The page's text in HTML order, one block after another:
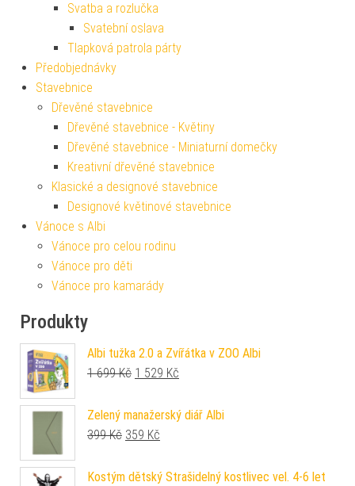
Svatba a rozlučka
Svatební oslava
Tlapková patrola párty
Předobjednávky
Stavebnice
Dřevěné stavebnice
Dřevěné stavebnice - Květiny
Dřevěné stavebnice - Miniaturní domečky
Kreativní dřevěné stavebnice
Klasické a designové stavebnice
Designové květinové stavebnice
Vánoce s Albi
Vánoce pro celou rodinu
Vánoce pro děti
Vánoce pro kamarády
Produkty
Albi tužka 2.0 a Zvířátka v ZOO Albi
1 699Kč Původní cena byla: 1 699 Kč.
1 529 Kč
Zelený manažerský diář Albi
399Kč Původní cena byla: 399 Kč.
359 Kč
Kostým dětský Strašidelný kostlivec vel. 4-6 let